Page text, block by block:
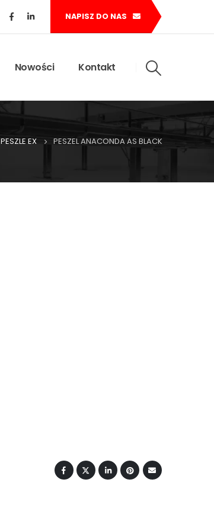
NAPISZ DO NAS
Nowości Kontakt
PESZLE EX PESZEL ANACONDA AS BLACK